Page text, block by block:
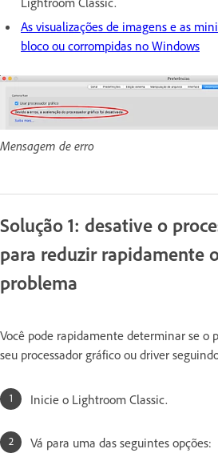
As visualizações de imagens e as
bloco ou corrompidas no Windows
Mensagem de erro
Solução 1: desative o
para reduzir rapidamente
problema
Você pode rapidamente determinar se o
seu processador gráfico ou driver
Inicie o Lightroom Classic.
Vá para uma das seguintes opções: